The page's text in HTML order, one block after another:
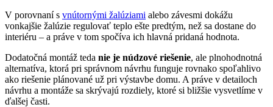
V porovnaní s vnútornými žalúziami alebo závesmi dokážu
vonkajšie žalúzie regulovať teplo ešte predtým, než sa dostane do
interiéru – a práve v tom spočíva ich hlavná pridaná hodnota.
Dodatočná montáž teda nie je núdzové riešenie, ale plnohodnotná
alternatíva, ktorá pri správnom návrhu funguje rovnako spoľahlivo
ako riešenie plánované už pri výstavbe domu. A práve v detailoch
návrhu a montáže sa skrývajú rozdiely, ktoré si bližšie vysvetlíme v
ďalšej časti.